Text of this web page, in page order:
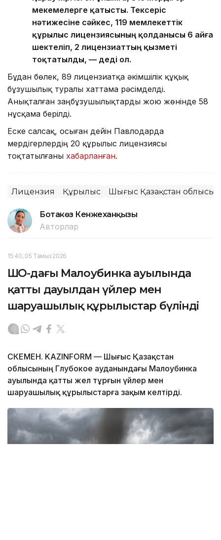
мекемелерге қатысты. Тексеріс
нәтижесіне сәйкес, 119 мемлекеттік
құрылыс лицензиясының қолданысы 6 айға
шектеліп, 2 лицензиаттың қызметі
тоқтатылды, — деді ол.
Бұдан бөлек, 89 лицензиатқа әкімшілік құқық
бұзушылық туралы хаттама рәсімделді.
Анықталған заңбұзушылықтарды жою жөнінде 58
нұсқама берілді.
Еске салсақ, осыған дейін Павлодарда
мердігерлердің 20 құрылыс лицензиясы
тоқтатылғаны хабарланған.
Лицензия Құрылыс Шығыс Қазақстан облысы
Ботакөз Кенжеханқызы
Авторлар
15:40, 05 Тамыз 2026
ШҚО-дағы Малоубинка ауылында
қатты дауылдан үйлер мен
шаруашылық құрылыстар бүлінді
ӨСКЕМЕН. KAZINFORM — Шығыс Қазақстан
облысының Глубокое ауданындағы Малоубинка
ауылында қатты жел тұрғын үйлер мен
шаруашылық құрылыстарға зақым келтірді.